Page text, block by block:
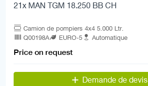
21x MAN TGM 18.250 BB CH
Camion de pompiers 4x4 5.000 Ltr.
Q00198A
EURO-5 Automatique
Price on request
Demande de devis